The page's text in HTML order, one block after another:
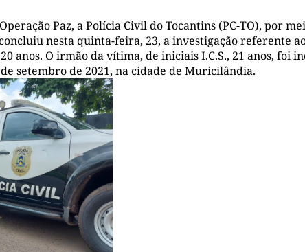
Paz, a Polícia Civil do Tocantins (PC-TO), por
nesta quinta-feira, 23, a investigação referente
anos. O irmão da vítima, de iniciais I.C.S., 21 anos, foi
setembro de 2021, na cidade de Muricilândia.